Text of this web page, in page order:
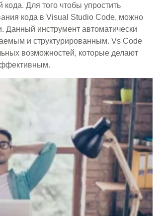
Для того чтобы упростить
кода в Visual Studio Code, можно
Данный инструмент автоматически
и структурированным. Vs Code
возможностей, которые делают